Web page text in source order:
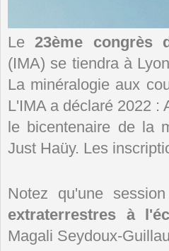
Le23ème congrès
(IMA) se tiendra à
La minéralogie aux
L'IMA a déclaré 2022 :
le bicentenaire de la
Just Haüy. Les
Notez qu'une
extraterrestres à
Magali Seydoux-